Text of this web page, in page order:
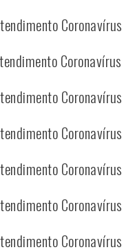
Coronavírus
Coronavírus
Coronavírus
Coronavírus
Coronavírus
Coronavírus
Coronavírus